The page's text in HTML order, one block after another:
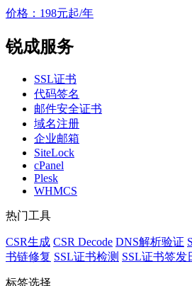
价格： 198元起/年
锐成服务
SSL证书
代码签名
邮件安全证书
域名注册
企业邮箱
SiteLock
cPanel
Plesk
WHMCS
热门工具
CSR生成 CSR Decode DNS解析验证
书链修复 SSL证书检测 SSL证书签发
标签选择